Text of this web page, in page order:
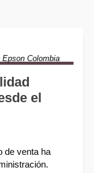
Colombia
el
de venta ha